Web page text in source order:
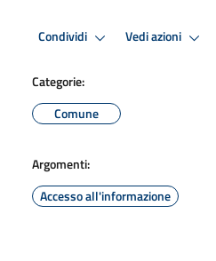
Condividi Vedi azioni
Categorie:
Comune
Argomenti:
Accesso all'informazione